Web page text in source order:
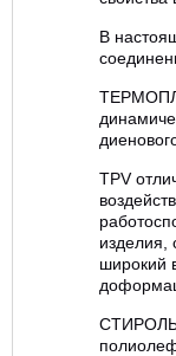
В
TPV
изделия,
широкий